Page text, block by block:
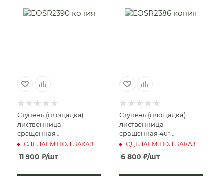
Ступень (площадка)
лиственница
сращенная
50*1000*1000 мм (сорт А)
СДЕЛАЕМ ПОД ЗАКАЗ
11 900 ₽/шт
Ступень (площадка)
лиственница
сращенная 40*
400*2500 мм (сорт А)
СДЕЛАЕМ ПОД ЗАКАЗ
6 800 ₽/шт